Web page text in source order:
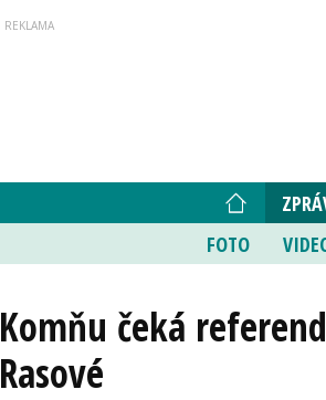
FOTO
Komňu čeká
Rasové